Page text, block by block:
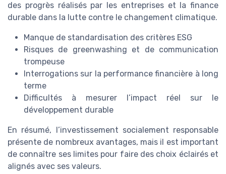
des progrès réalisés par les entreprises et la finance
durable dans la lutte contre le changement climatique.
Manque de standardisation des critères ESG
Risques de greenwashing et de communication
trompeuse
Interrogations sur la performance financière à long
terme
Difficultés à mesurer l’impact réel sur le
développement durable
En résumé, l’investissement socialement responsable
présente de nombreux avantages, mais il est important
de connaître ses limites pour faire des choix éclairés et
alignés avec ses valeurs.